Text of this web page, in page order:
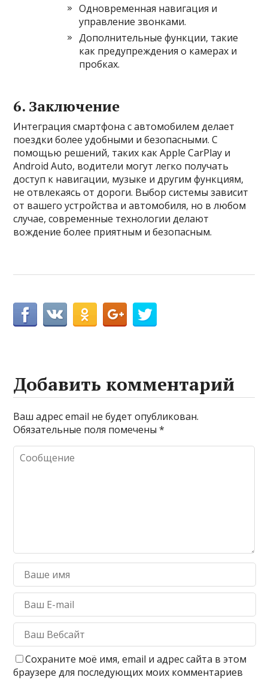
Одновременная навигация и
управление звонками.
Дополнительные функции, такие
как предупреждения о камерах и
пробках.
6. Заключение
Интеграция смартфона с автомобилем делает
поездки более удобными и безопасными. С
помощью решений, таких как Apple CarPlay и
Android Auto, водители могут легко получать
доступ к навигации, музыке и другим функциям,
не отвлекаясь от дороги. Выбор системы зависит
от вашего устройства и автомобиля, но в любом
случае, современные технологии делают
вождение более приятным и безопасным.
Добавить комментарий
Ваш адрес email не будет опубликован.
Обязательные поля помечены*
Сохраните моё имя, email и адрес сайта в этом
браузере для последующих моих комментариев